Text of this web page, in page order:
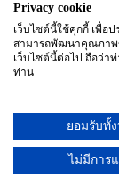
ผู้ชำนาญการ
ประจำ :
อาทิตย์
จันทร์
(27/09)
Privacy cookie
เว็บไซต์นี้ใช้คุกกี้ เพื่อ
สามารถพัฒนาคุณภาพ
เว็บไซต์นี้ต่อไป ถือว่า
ท่าน
ยอมรับทั้
ไม่มีการ